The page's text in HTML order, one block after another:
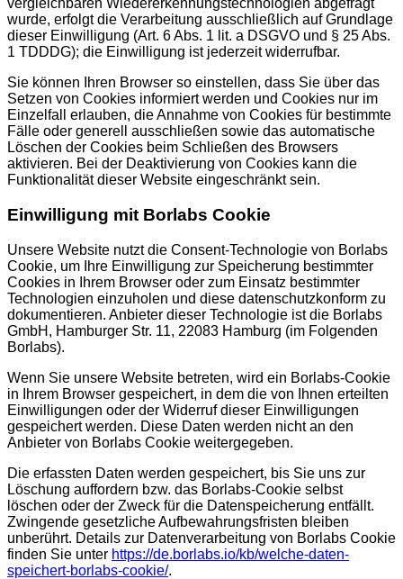
vergleichbaren Wiedererkennungstechnologien abgefragt
wurde, erfolgt die Verarbeitung ausschließlich auf Grundlage
dieser Einwilligung (Art. 6 Abs. 1 lit. a DSGVO und § 25 Abs.
1 TDDDG); die Einwilligung ist jederzeit widerrufbar.
Sie können Ihren Browser so einstellen, dass Sie über das
Setzen von Cookies informiert werden und Cookies nur im
Einzelfall erlauben, die Annahme von Cookies für bestimmte
Fälle oder generell ausschließen sowie das automatische
Löschen der Cookies beim Schließen des Browsers
aktivieren. Bei der Deaktivierung von Cookies kann die
Funktionalität dieser Website eingeschränkt sein.
Einwilligung mit Borlabs Cookie
Unsere Website nutzt die Consent-Technologie von Borlabs
Cookie, um Ihre Einwilligung zur Speicherung bestimmter
Cookies in Ihrem Browser oder zum Einsatz bestimmter
Technologien einzuholen und diese datenschutzkonform zu
dokumentieren. Anbieter dieser Technologie ist die Borlabs
GmbH, Hamburger Str. 11, 22083 Hamburg (im Folgenden
Borlabs).
Wenn Sie unsere Website betreten, wird ein Borlabs-Cookie
in Ihrem Browser gespeichert, in dem die von Ihnen erteilten
Einwilligungen oder der Widerruf dieser Einwilligungen
gespeichert werden. Diese Daten werden nicht an den
Anbieter von Borlabs Cookie weitergegeben.
Die erfassten Daten werden gespeichert, bis Sie uns zur
Löschung auffordern bzw. das Borlabs-Cookie selbst
löschen oder der Zweck für die Datenspeicherung entfällt.
Zwingende gesetzliche Aufbewahrungsfristen bleiben
unberührt. Details zur Datenverarbeitung von Borlabs Cookie
finden Sie unter https://de.borlabs.io/kb/welche-daten-
speichert-borlabs-cookie/.